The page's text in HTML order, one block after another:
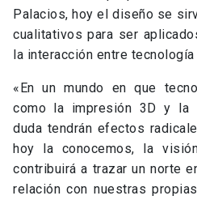
Palacios, hoy el diseño se
cualitativos para ser
la interacción entre tecnología
«En un mundo en que
como la impresión 3D y la
duda tendrán efectos
hoy la conocemos, la
contribuirá a trazar un norte
relación con nuestras